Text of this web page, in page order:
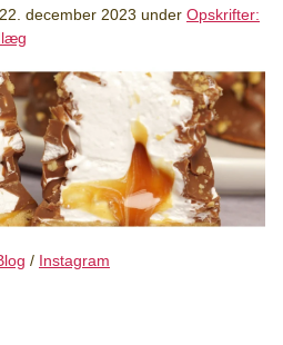
22. december 2023 under Opskrifter:
/ Instagram